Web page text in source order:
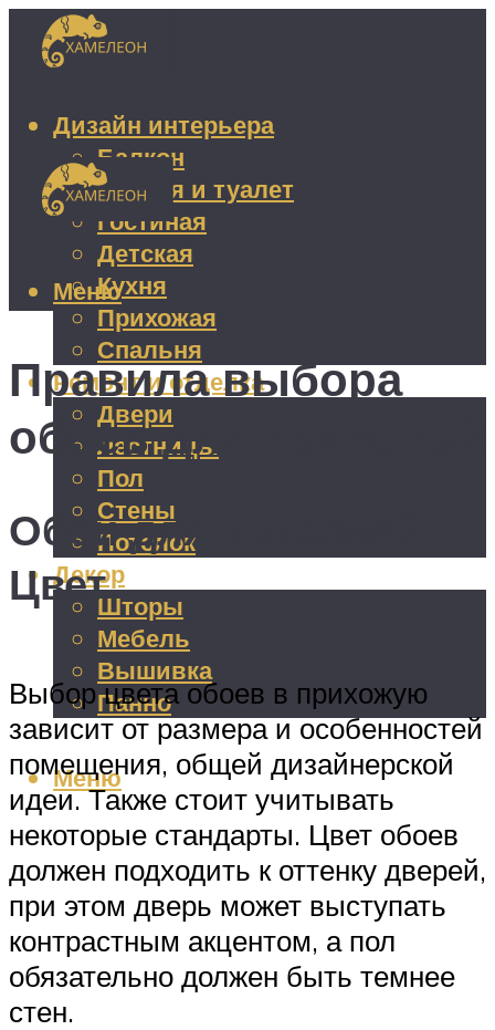
Дизайн интерьера
Балкон
Ванная и туалет
Гостиная
Детская
Кухня
Прихожая
Спальня
Ремонт и отделка
Двери
Лестницы
Пол
Стены
Потолок
Декор
Шторы
Мебель
Вышивка
Панно
Меню
Меню
Правила выбора
обоев для прихожей
Обои для прихожей.
Цвет
Выбор цвета обоев в прихожую
зависит от размера и особенностей
помещения, общей дизайнерской
идеи. Также стоит учитывать
некоторые стандарты. Цвет обоев
должен подходить к оттенку дверей,
при этом дверь может выступать
контрастным акцентом, а пол
обязательно должен быть темнее
стен.